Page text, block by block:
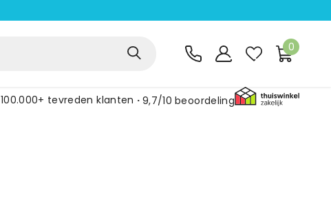
0
100.000+ tevreden klanten 9,7/10 beoordeling